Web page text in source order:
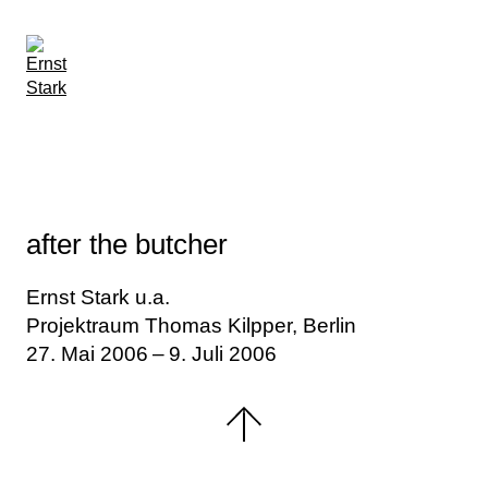
after the butcher
Ernst Stark u.a.
Projektraum Thomas Kilpper, Berlin
27. Mai 2006 – 9. Juli 2006